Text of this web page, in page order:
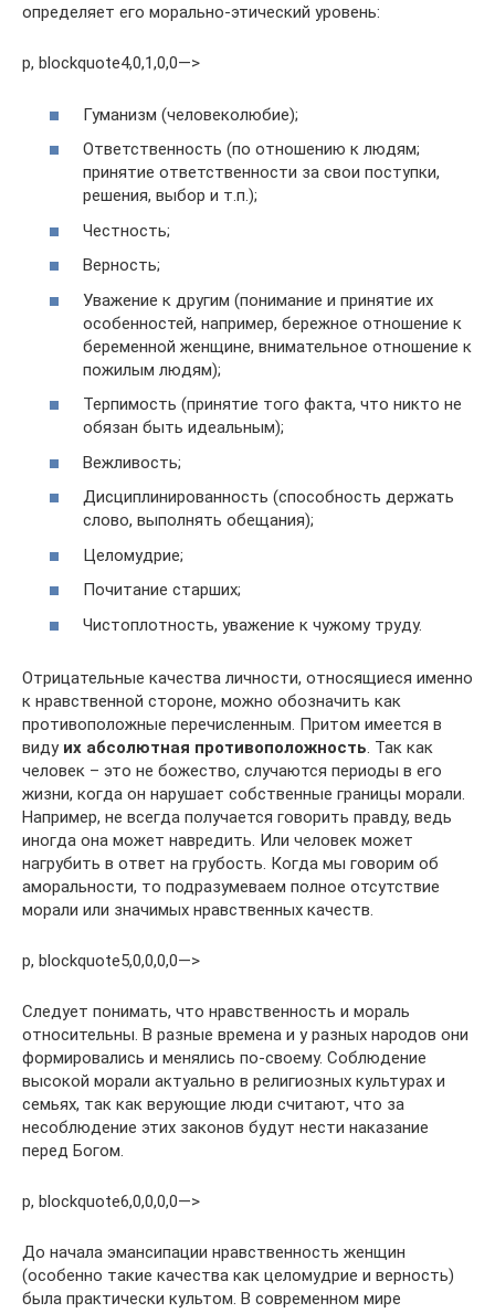
определяет его морально-этический уровень:
p, blockquote4,0,1,0,0—>
Гуманизм (человеколюбие);
Ответственность (по отношению к людям;
принятие ответственности за свои поступки,
решения, выбор и т.п.);
Честность;
Верность;
Уважение к другим (понимание и принятие их
особенностей, например, бережное отношение к
беременной женщине, внимательное отношение к
пожилым людям);
Терпимость (принятие того факта, что никто не
обязан быть идеальным);
Вежливость;
Дисциплинированность (способность держать
слово, выполнять обещания);
Целомудрие;
Почитание старших;
Чистоплотность, уважение к чужому труду.
Отрицательные качества личности, относящиеся именно
к нравственной стороне, можно обозначить как
противоположные перечисленным. Притом имеется в
виду их абсолютная противоположность . Так как
человек – это не божество, случаются периоды в его
жизни, когда он нарушает собственные границы морали.
Например, не всегда получается говорить правду, ведь
иногда она может навредить. Или человек может
нагрубить в ответ на грубость. Когда мы говорим об
аморальности, то подразумеваем полное отсутствие
морали или значимых нравственных качеств.
p, blockquote5,0,0,0,0—>
Следует понимать, что нравственность и мораль
относительны. В разные времена и у разных народов они
формировались и менялись по-своему. Соблюдение
высокой морали актуально в религиозных культурах и
семьях, так как верующие люди считают, что за
несоблюдение этих законов будут нести наказание
перед Богом.
p, blockquote6,0,0,0,0—>
До начала эмансипации нравственность женщин
(особенно такие качества как целомудрие и верность)
была практически культом. В современном мире